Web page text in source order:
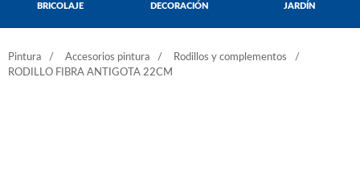
BRICOLAJE DECORACIÓN JARDÍN
Pintura Accesorios pintura
Rodillos y complementos
RODILLO FIBRA ANTIGOTA 22CM